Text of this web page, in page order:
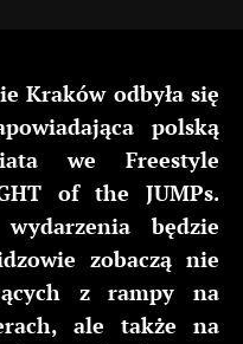
Kraków odbyła się
polską
we Freestyle
of the JUMPs.
będzie
zobaczą nie
z rampy na
ale także na